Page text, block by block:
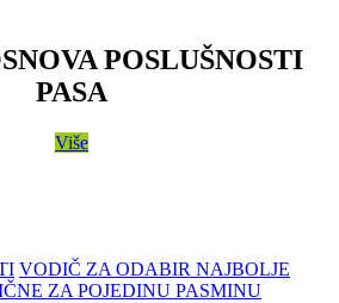
POSLUŠNOSTI
PASA
Više
VODIČ ZA ODABIR NAJBOLJE
ZA POJEDINU PASMINU